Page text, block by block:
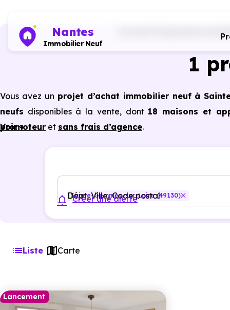
Nantes
Immobilier Neuf
Programmes
1
Vous avez un projet d’achat immobilier neuf à
neufs disponibles à la vente, dont 18 maisons et
promoteur et sans frais d’agence.
énergétiques, garanties constructeur, etc.
Voir +
Dépt, Ville, Code postal
Sainte-Gemmes-sur-Loire (49130)
Créer une alerte
Liste Carte
Lancement